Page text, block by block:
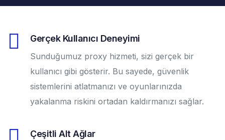
Gerçek Kullanıcı Deneyimi
Sunduğumuz proxy hizmeti, sizi gerçek bir
kullanıcı gibi gösterir. Bu sayede, güvenlik
sistemlerini atlatmanızı ve oyunlarınızda
yakalanma riskini ortadan kaldırmanızı sağlar.
Çeşitli Alt Ağlar